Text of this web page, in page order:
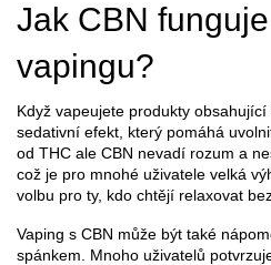
Jak CBN
vapingu?
Když vapeujete produkty
sedativní efekt, který pomáhá
od THC ale CBN nevadí rozum a
což je pro mnohé uživatele velká
volbu pro ty, kdo chtějí relaxovat
Vaping s CBN může být také
spánkem. Mnoho uživatelů